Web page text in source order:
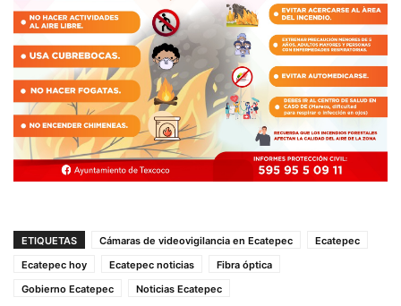
ETIQUETAS Cámaras de videovigilancia en Ecatepec
Ecatepec
Ecatepec hoy
Ecatepec noticias
Fibra óptica
Gobierno Ecatepec
Noticias Ecatepec